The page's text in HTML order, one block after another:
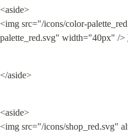
<aside>
<img src="/icons/color-
palette_red.svg" width="40px" />
</aside>
<aside>
<img src="/icons/shop_red.svg"